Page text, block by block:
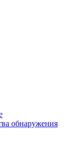
обнаружения